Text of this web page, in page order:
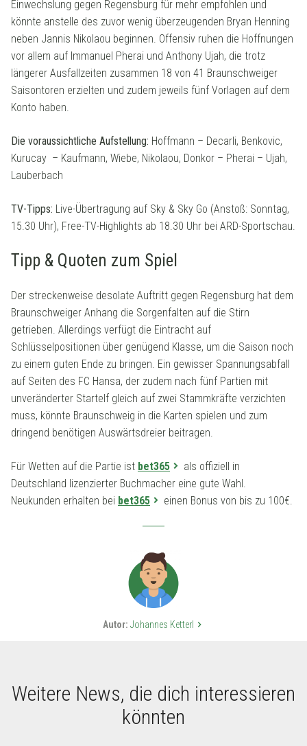
Einwechslung gegen Regensburg für mehr empfohlen und
könnte anstelle des zuvor wenig überzeugenden Bryan Henning
neben Jannis Nikolaou beginnen. Offensiv ruhen die Hoffnungen
vor allem auf Immanuel Pherai und Anthony Ujah, die trotz
längerer Ausfallzeiten zusammen 18 von 41 Braunschweiger
Saisontoren erzielten und zudem jeweils fünf Vorlagen auf dem
Konto haben.
Die voraussichtliche Aufstellung: Hoffmann – Decarli, Benkovic,
Kurucay – Kaufmann, Wiebe, Nikolaou, Donkor – Pherai – Ujah,
Lauberbach
TV-Tipps: Live-Übertragung auf Sky & Sky Go (Anstoß: Sonntag,
15.30 Uhr), Free-TV-Highlights ab 18.30 Uhr bei ARD-Sportschau.
Tipp & Quoten zum Spiel
Der streckenweise desolate Auftritt gegen Regensburg hat dem
Braunschweiger Anhang die Sorgenfalten auf die Stirn
getrieben. Allerdings verfügt die Eintracht auf
Schlüsselpositionen über genügend Klasse, um die Saison noch
zu einem guten Ende zu bringen. Ein gewisser Spannungsabfall
auf Seiten des FC Hansa, der zudem nach fünf Partien mit
unveränderter Startelf gleich auf zwei Stammkräfte verzichten
muss, könnte Braunschweig in die Karten spielen und zum
dringend benötigen Auswärtsdreier beitragen.
Für Wetten auf die Partie ist bet365
als offiziell in
Deutschland lizenzierter Buchmacher eine gute Wahl.
Neukunden erhalten bei bet365 einen Bonus von bis zu 100€.
Autor: Johannes Ketterl keyboard_arrow_right
Weitere News, die dich interessieren
könnten